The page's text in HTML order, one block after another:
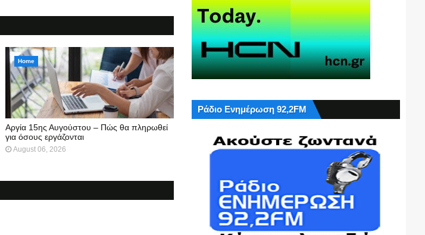
Home
Αργία 15ης Αυγούστου – Πώς θα πληρωθεί
για όσους εργάζονται
August 06, 2026
Ράδιο Ενημέρωση 92,2FM